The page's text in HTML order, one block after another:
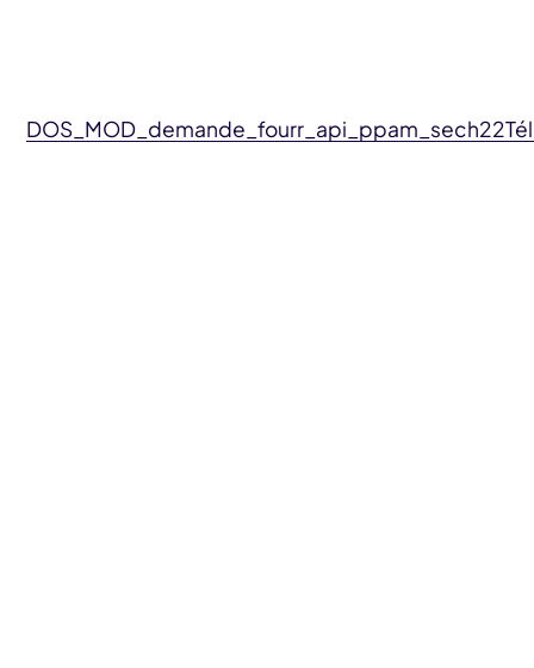
DOS_MOD_demande_fourr_api_ppam_sech22